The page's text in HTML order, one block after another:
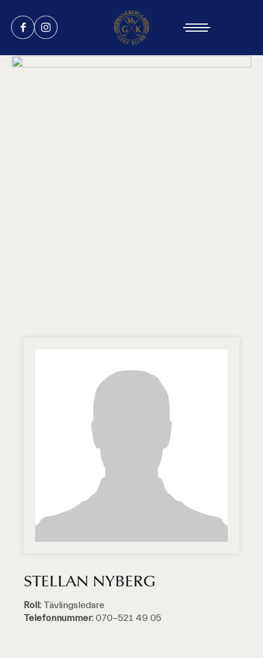
STELLAN NYBERG
Roll: Tävlingsledare
Telefonnummer: 070-521 49 05